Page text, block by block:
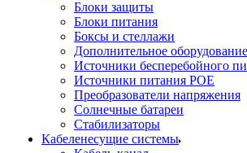
Блоки защиты
Блоки питания
Боксы и стеллажи
Дополнительное оборудование
Источники бесперебойного
Источники питания POE
Преобразователи напряжения
Солнечные батареи
Стабилизаторы
Кабеленесущие системы